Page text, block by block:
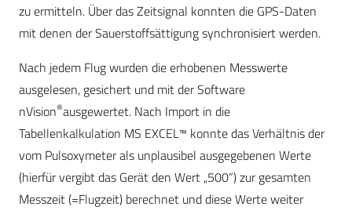
zu ermitteln. Über das Zeitsignal konnten die GPS-Daten
mit denen der Sauerstoffsättigung synchronisiert werden.
Nach jedem Flug wurden die erhobenen Messwerte
ausgelesen, gesichert und mit der Software
nVision®ausgewertet. Nach Import in die
Tabellenkalkulation MS EXCEL™ konnte das Verhältnis der
vom Pulsoxymeter als unplausibel ausgegebenen Werte
(hierfür vergibt das Gerät den Wert „500“) zur gesamten
Messzeit (=Flugzeit) berechnet und diese Werte weiter